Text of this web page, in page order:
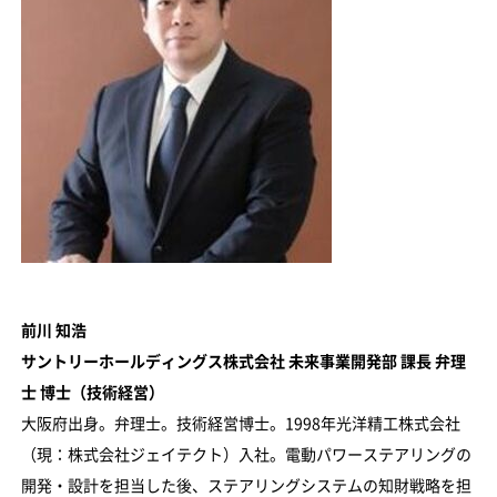
前川 知浩
サントリーホールディングス株式会社 未来事業開発部 課長 弁理
士 博士（技術経営）
大阪府出身。弁理士。技術経営博士。1998年光洋精工株式会社
（現：株式会社ジェイテクト）入社。電動パワーステアリングの
開発・設計を担当した後、ステアリングシステムの知財戦略を担